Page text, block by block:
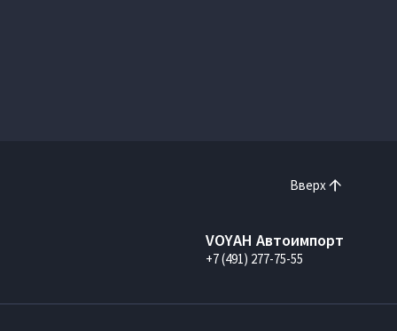
Вверх
VOYAH Автоимпорт
+7 (491) 277-75-55